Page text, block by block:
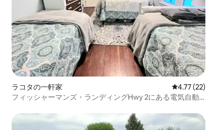
ラコタの一軒家 レビュー22
4.77 (22)
フィッシャーマンズ・ランディングHwy 2にある電気自動